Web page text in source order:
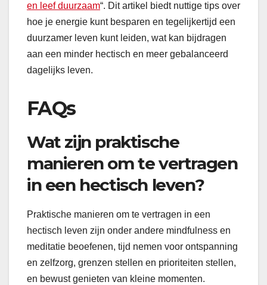
en leef duurzaam“. Dit artikel biedt nuttige tips over
hoe je energie kunt besparen en tegelijkertijd een
duurzamer leven kunt leiden, wat kan bijdragen
aan een minder hectisch en meer gebalanceerd
dagelijks leven.
FAQs
Wat zijn praktische
manieren om te vertragen
in een hectisch leven?
Praktische manieren om te vertragen in een
hectisch leven zijn onder andere mindfulness en
meditatie beoefenen, tijd nemen voor ontspanning
en zelfzorg, grenzen stellen en prioriteiten stellen,
en bewust genieten van kleine momenten.